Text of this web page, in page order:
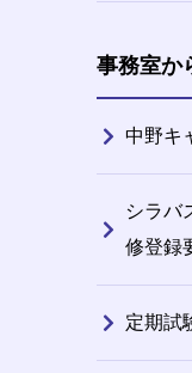
事務室か
中野キ
シラバ
修登録
定期試